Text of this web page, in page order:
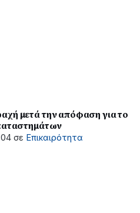
μετά την απόφαση για το
σε Επικαιρότητα